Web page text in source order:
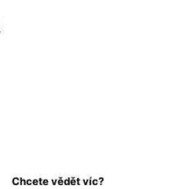
Chcete vědět víc?